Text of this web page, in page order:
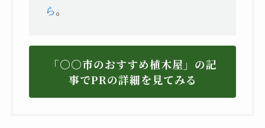
ら。
「〇〇市のおすすめ植木屋」の記
事でPRの詳細を見てみる